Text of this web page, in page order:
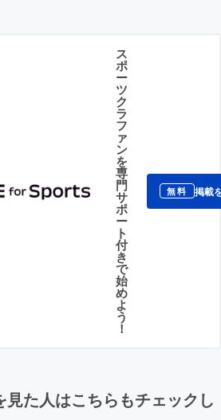
ス
ポ
ー
ツ
ク
ラ
フ
ァ
ン
を
専
門
サ
ポ
ー
ト
付
き
で
始
め
よ
う
！
無料 掲載
見た人はこちらもチェックし